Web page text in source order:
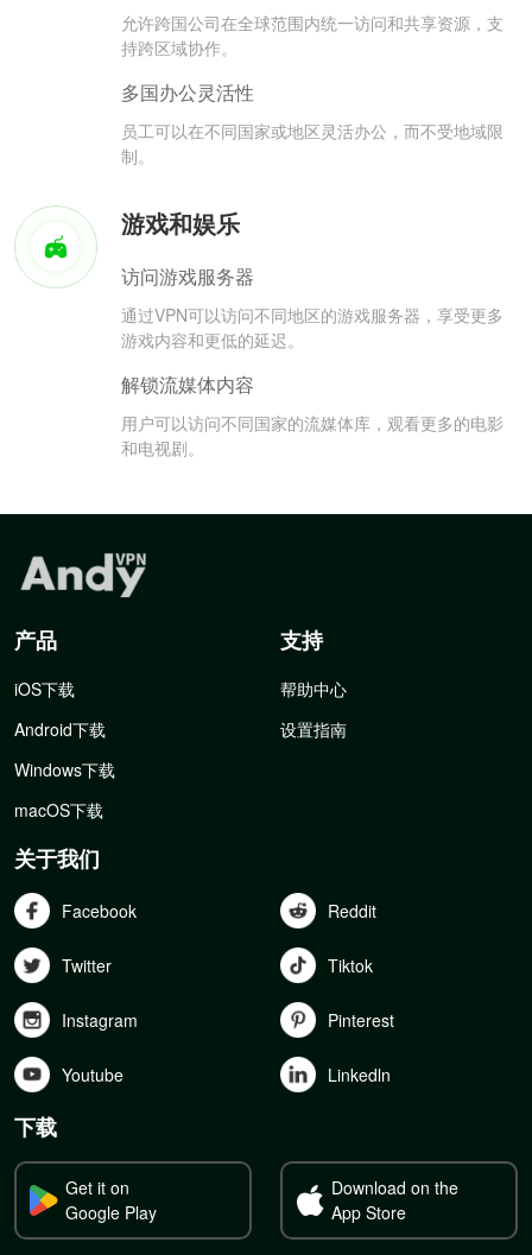
允许跨国公司在全球范围内统一访问和共享资源，支
持跨区域协作。
多国办公灵活性
员工可以在不同国家或地区灵活办公，而不受地域限
制。
游戏和娱乐
访问游戏服务器
通过VPN可以访问不同地区的游戏服务器，享受更多
游戏内容和更低的延迟。
解锁流媒体内容
用户可以访问不同国家的流媒体库，观看更多的电影
和电视剧。
产品
iOS下载
Android下载
Windows下载
macOS下载
支持
帮助中心
设置指南
关于我们
Facebook Reddit
Twitter Tiktok
Instagram Pinterest
Youtube Linkedln
下载
Get it on
Google Play
Download on the
App Store